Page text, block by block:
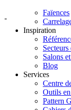
-
Faïences
Inspiration
Salons
Blog
Services
Centre
Outils
Pattern